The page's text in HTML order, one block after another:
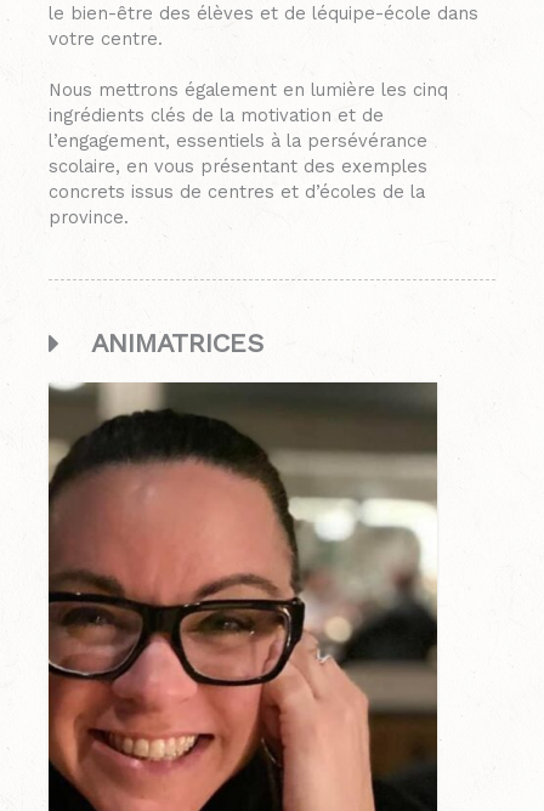
le bien-être des élèves et de léquipe-école dans
votre centre.
Nous mettrons également en lumière les cinq
ingrédients clés de la motivation et de
l’engagement, essentiels à la persévérance
scolaire, en vous présentant des exemples
concrets issus de centres et d’écoles de la
province.
ANIMATRICES